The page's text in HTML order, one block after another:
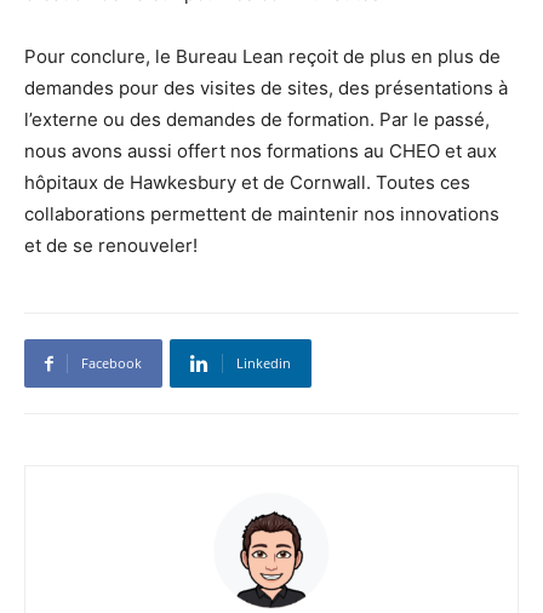
Pour conclure, le Bureau Lean reçoit de plus en plus de
demandes pour des visites de sites, des présentations à
l’externe ou des demandes de formation. Par le passé,
nous avons aussi offert nos formations au CHEO et aux
hôpitaux de Hawkesbury et de Cornwall. Toutes ces
collaborations permettent de maintenir nos innovations
et de se renouveler!
Facebook Linkedin